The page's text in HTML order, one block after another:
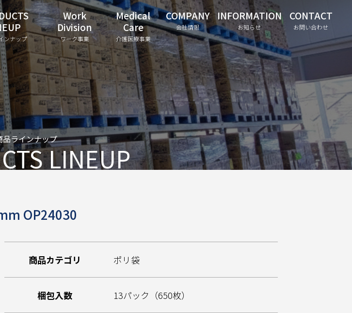
ンナップ
Work
Division
ワーク事業
Medical
Care
介護医療事業
COMPANY
会社情報
INFORMATION
お知らせ
CONTACT
お問い合わせ
品ラインナップ
LINEUP
OP24030
商品カテゴリ ポリ袋
梱包入数 13パック（650枚）